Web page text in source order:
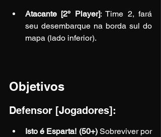
Atacante [2º Player]: Time 2, fará
seu desembarque na borda sul do
mapa (lado inferior).
Objetivos
Defensor [Jogadores]:
Isto é Esparta! (50+) Sobreviver por